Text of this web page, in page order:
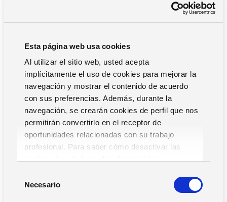
Esta página web usa cookies
Al utilizar el sitio web, usted acepta
implícitamente el uso de cookies para mejorar la
navegación y mostrar el contenido de acuerdo
con sus preferencias. Además, durante la
navegación, se crearán cookies de perfil que nos
permitirán convertirlo en el receptor de
oportunidades relacionadas con su trabajo
profesional. Para saber cómo desactivar las
Necesario
Filtros
Movilidad RR.HH.
ERP
RR.HH.
Pequeñas Empresas y Asesorías
Supply Chain